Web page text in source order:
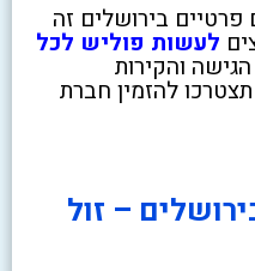
פרטיים בירושלים זה
לעשות פוליש לכל
והקירות
להזמין חברת
– זול